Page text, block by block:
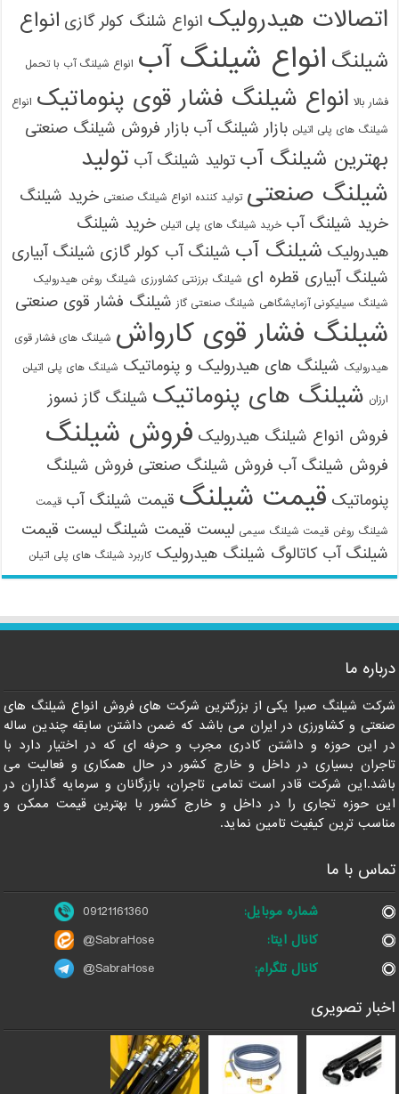
اتصالات هیدرولیک انواع شلنگ کولر گازی انواع
شیلنگ انواع شیلنگ آب انواع شیلنگ آب با تحمل
فشار بالا انواع شیلنگ فشار قوی پنوماتیک انواع
شیلنگ های پلی اتیلن بازار شیلنگ آب بازار فروش شیلنگ صنعتی
بهترین شیلنگ آب تولید شیلنگ آب تولید
شیلنگ صنعتی تولید کننده انواع شیلنگ صنعتی خرید شیلنگ
خرید شیلنگ آب خرید شیلنگ های پلی اتیلن خرید شیلنگ
هیدرولیک شیلنگ آب شیلنگ آب کولر گازی شیلنگ آبیاری
شیلنگ آبیاری قطره ای شیلنگ برزنتی کشاورزی شیلنگ روغن هیدرولیک
شیلنگ سیلیکونی آزمایشگاهی شیلنگ صنعتی گاز شیلنگ فشار قوی صنعتی
شیلنگ فشار قوی کارواش شیلنگ های فشار قوی
هیدرولیک شیلنگ های هیدرولیک و پنوماتیک شیلنگ های پلی اتیلن
ارزان شیلنگ های پنوماتیک شیلنگ گاز نسوز
فروش انواع شیلنگ هیدرولیک فروش شیلنگ
فروش شیلنگ آب فروش شیلنگ صنعتی فروش شیلنگ
پنوماتیک قیمت شیلنگ قیمت شیلنگ آب قیمت
شیلنگ روغن قیمت شیلنگ سیمی لیست قیمت شیلنگ لیست قیمت
شیلنگ آب کاتالوگ شیلنگ هیدرولیک کاربرد شیلنگ های پلی اتیلن
درباره ما
شرکت شیلنگ صبرا یکی از بزرگترین شرکت های فروش انواع شیلنگ های
صنعتی و کشاورزی در ایران می باشد که ضمن داشتن سابقه چندین ساله
در این حوزه و داشتن کادری مجرب و حرفه ای که در اختیار دارد با
تاجران بسیاری در داخل و خارج کشور در حال همکاری و فعالیت می
باشد.این شرکت قادر است تمامی تاجران، بازرگانان و سرمایه گذاران در
این حوزه تجاری را در داخل و خارج کشور با بهترین قیمت ممکن و
مناسب ترین کیفیت تامین نماید.
تماس با ما
شماره موبایل:
09121161360
کانال ایتا:
@SabraHose
کانال تلگرام:
@SabraHose
اخبار تصویری
09121161360